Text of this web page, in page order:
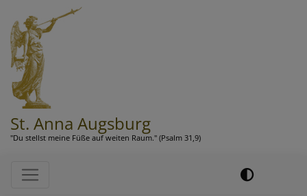
zum
Inhalt
St. Anna Augsburg
"Du stellst meine Füße auf weiten Raum." (Psalm 31,9)
Hauptnavigation